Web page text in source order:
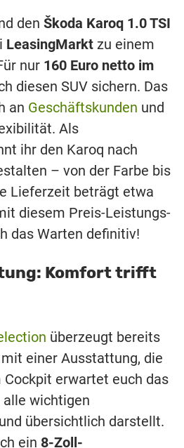
den Škoda Karoq 1.0 TSI
LeasingMarkt zu einem
nur 160 Euro netto im
diesen SUV sichern. Das
an Geschäftskunden und
Als
ihr den Karoq nach
– von der Farbe bis
Lieferzeit beträgt etwa
diesem Preis-Leistungs-
das Warten definitiv!
Komfort trifft
überzeugt bereits
einer Ausstattung, die
erwartet euch das
alle wichtigen
übersichtlich darstellt.
ein 8-Zoll-